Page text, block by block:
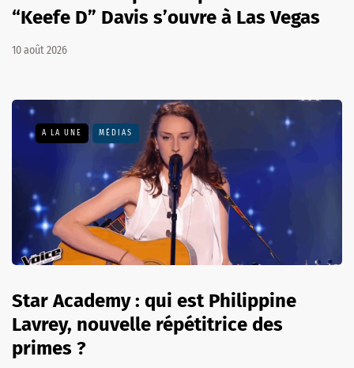
“Keefe D” Davis s’ouvre à Las Vegas
10 août 2026
A LA UNE MÉDIAS
Star Academy : qui est Philippine
Lavrey, nouvelle répétitrice des
primes ?